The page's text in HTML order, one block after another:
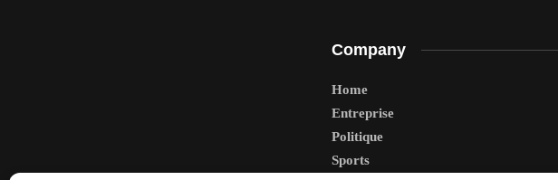
Company
Home
Entreprise
Politique
Sports